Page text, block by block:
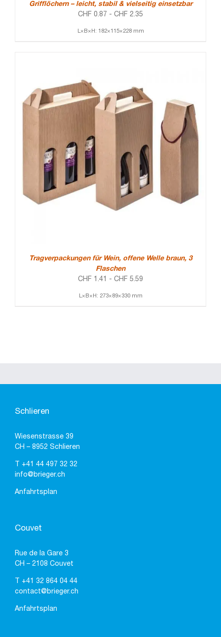
Grifflöchern – leicht, stabil & vielseitig einsetzbar
CHF 0.87 - CHF 2.35
L×B×H: 182×115×228 mm
Tragverpackungen für Wein, offene Welle braun, 3
Flaschen
CHF 1.41 - CHF 5.59
L×B×H: 273×89×330 mm
Schlieren
Wiesenstrasse 39
CH – 8952 Schlieren
+41 44 497 32 32
info@brieger.ch
Anfahrtsplan
Couvet
Rue de la Gare 3
CH – 2108 Couvet
+41 32 864 04 44
contact@brieger.ch
Anfahrtsplan